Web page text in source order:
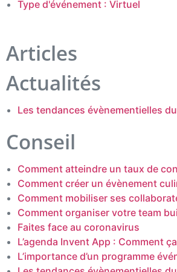
Type d'événement : Virtuel
Articles
Actualités
Les tendances évènementielles
Conseil
Comment atteindre un taux de
Comment créer un évènement
Comment mobiliser ses
Comment organiser votre team
Faites face au coronavirus
L’agenda Invent App : Comment
L’importance d’un programme